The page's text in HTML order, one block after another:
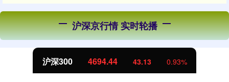
沪深京行情 实时轮播
沪深300 4694.44 43.13 0.93%